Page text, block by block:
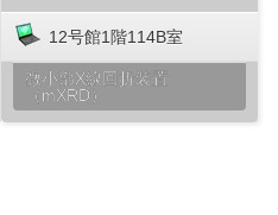
12号館1階114B室
微小部X線回折装置
（mXRD）